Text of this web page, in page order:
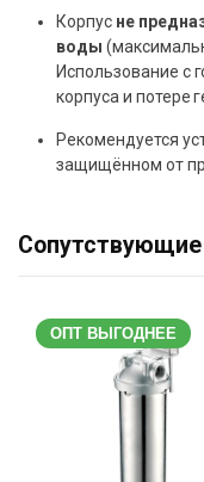
Корпус не
воды
Использование с
корпуса и потере
Рекомендуется
защищённом от
ОПТ ВЫГОДНЕЕ